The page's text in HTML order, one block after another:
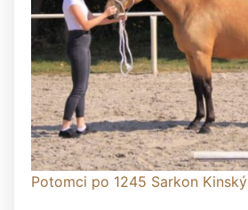
Potomci po 1245 Sarkon Kinský